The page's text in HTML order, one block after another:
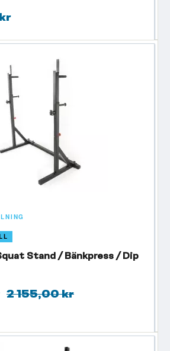
Stand / Bänkpress / Dip
2 155,00 kr